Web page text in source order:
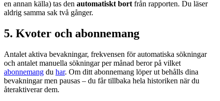
en annan källa) tas den automatiskt bort från rapporten. Du läser
aldrig samma sak två gånger.
5. Kvoter och abonnemang
Antalet aktiva bevakningar, frekvensen för automatiska sökningar
och antalet manuella sökningar per månad beror på vilket
abonnemang du har. Om ditt abonnemang löper ut behålls dina
bevakningar men pausas – du får tillbaka hela historiken när du
återaktiverar dem.